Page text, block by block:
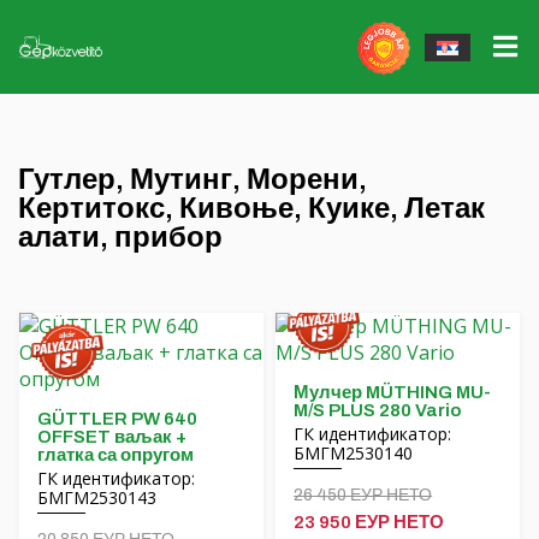
John Deere gépek
Massey Ferguson gépek
Радни алати
Прикључци Massey Ferguson
опрема
Флиегл аутомобили
Флиегл Агроцентер прибор
ГУТТЛЕР машине за земљане радове
АТК Апплицатион
Гуме / Фелне
Програм загарантованог откупа
Наше услуге
Услуга
Гутлер, Мутинг, Морени,
Кертитокс, Кивоње, Куике, Летак
алати, прибор
GÜTTLER PW 640
OFFSET ваљак +
глатка са опругом
ГК идентификатор:
БМГМ2530143
Мулчер MÜTHING MU-
M/S PLUS 280 Vario
ГК идентификатор:
БМГМ2530140
26 450 ЕУР НЕТО
23 950 ЕУР НЕТО